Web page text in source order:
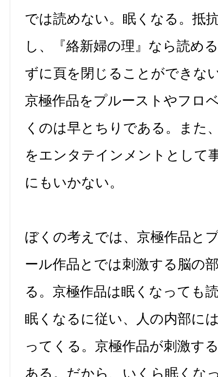
では読めない。眠くなる。抵
し、『絡新婦の理』なら読め
ずに頁を閉じることができな
京極作品をプルーストやフロ
くのは早とちりである。また
をエンタテインメントとして
にもいかない。
ぼくの考えでは、京極作品と
ール作品とでは刺激する脳の
る。京極作品は眠くなっても
眠くなるに従い、人の内部に
ってくる。京極作品が刺激す
ある。だから、いくら眠くな